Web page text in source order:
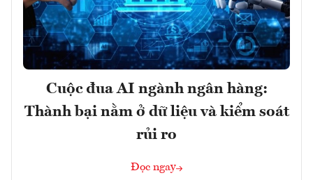
Cuộc đua AI ngành ngân hàng:
Thành bại nằm ở dữ liệu và kiểm soát
rủi ro
Đọc ngay